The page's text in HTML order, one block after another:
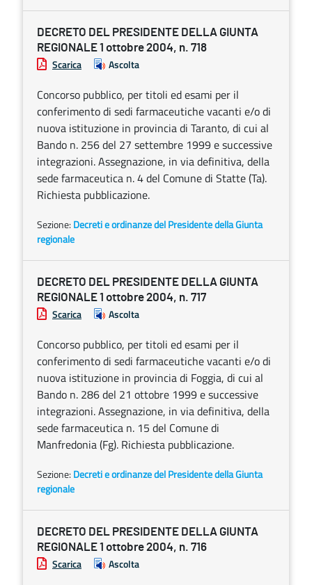
DECRETO DEL PRESIDENTE DELLA GIUNTA
REGIONALE 1 ottobre 2004, n. 718
Scarica Ascolta
Concorso pubblico, per titoli ed esami per il
conferimento di sedi farmaceutiche vacanti e/o di
nuova istituzione in provincia di Taranto, di cui al
Bando n. 256 del 27 settembre 1999 e successive
integrazioni. Assegnazione, in via definitiva, della
sede farmaceutica n. 4 del Comune di Statte (Ta).
Richiesta pubblicazione.
Sezione: Decreti e ordinanze del Presidente della Giunta
regionale
DECRETO DEL PRESIDENTE DELLA GIUNTA
REGIONALE 1 ottobre 2004, n. 717
Scarica Ascolta
Concorso pubblico, per titoli ed esami per il
conferimento di sedi farmaceutiche vacanti e/o di
nuova istituzione in provincia di Foggia, di cui al
Bando n. 286 del 21 ottobre 1999 e successive
integrazioni. Assegnazione, in via definitiva, della
sede farmaceutica n. 15 del Comune di
Manfredonia (Fg). Richiesta pubblicazione.
Sezione: Decreti e ordinanze del Presidente della Giunta
regionale
DECRETO DEL PRESIDENTE DELLA GIUNTA
REGIONALE 1 ottobre 2004, n. 716
Scarica Ascolta